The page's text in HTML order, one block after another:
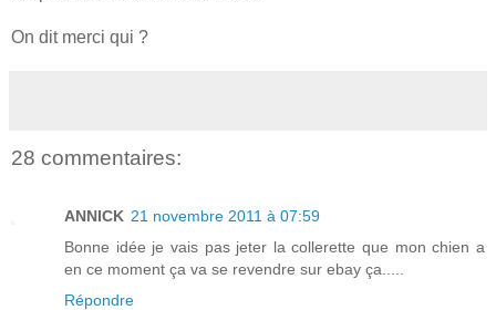
On dit merci qui ?
28 commentaires:
ANNICK 21 novembre 2011 à 07:59
Bonne idée je vais pas jeter la collerette que mon chien a
en ce moment ça va se revendre sur ebay ça.....
Répondre